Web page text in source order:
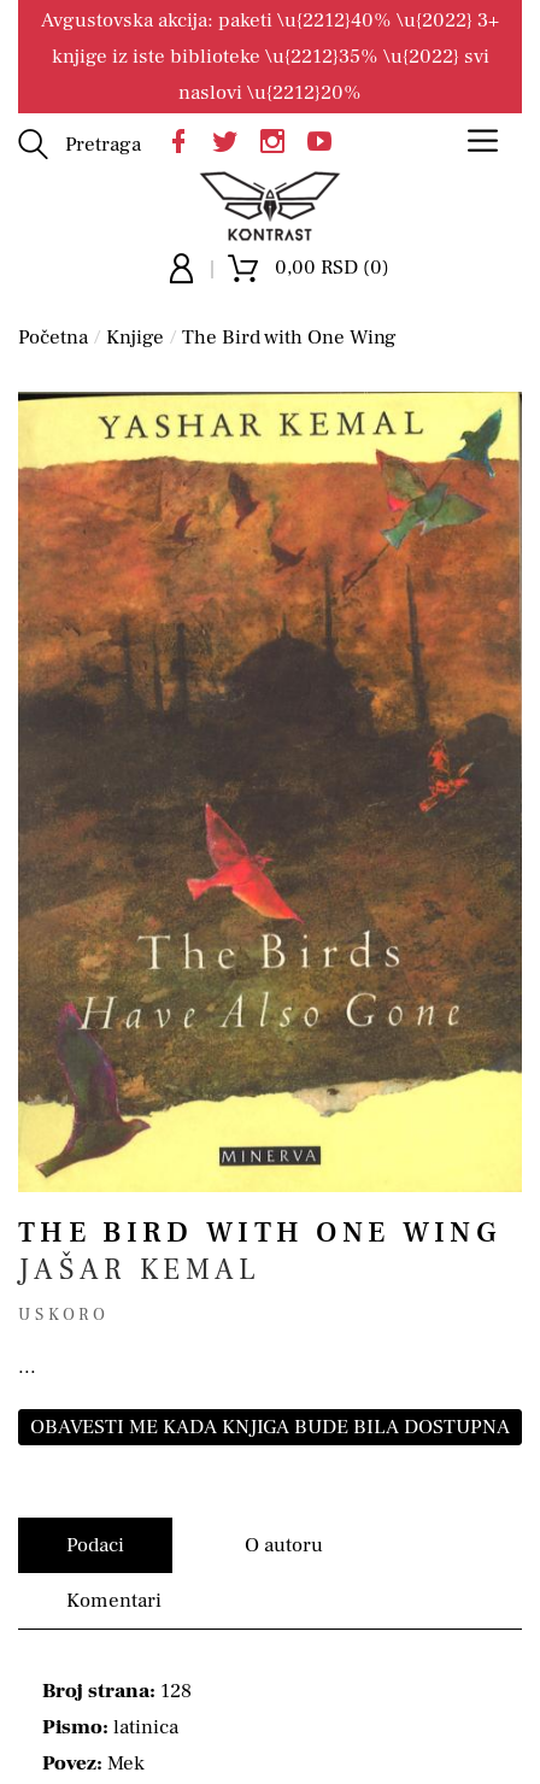
Avgustovska akcija: paketi \u{2212}40% \u{2022} 3+
knjige iz iste biblioteke \u{2212}35% \u{2022} svi
naslovi \u{2212}20%
Pretraga
0,00 RSD (0)
Početna Knjige The Bird with One Wing
THE BIRD WITH ONE WING
JAŠAR KEMAL
USKORO
...
OBAVESTI ME KADA KNJIGA BUDE BILA DOSTUPNA
Podaci O autoru
Komentari
Broj strana: 128
Pismo: latinica
Povez: Mek